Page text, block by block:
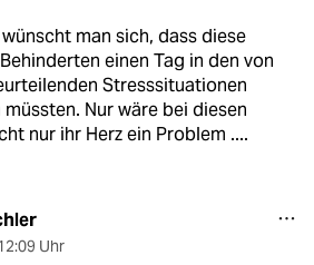
man sich, dass diese
einen Tag in den von
Stresssituationen
Nur wäre bei diesen
nur ihr Herz ein Problem ....
Uhr